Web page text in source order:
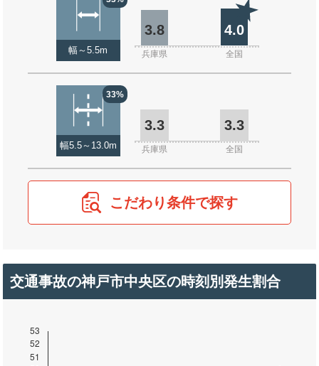
幅～5.5m
3.8 4.0
兵庫県 全国
33%
幅5.5～13.0m
3.3 3.3
兵庫県 全国
こだわり条件で探す
交通事故の神戸市中央区の時刻別発生割合